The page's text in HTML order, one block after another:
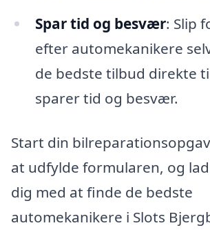
Spar tid og besvær: Slip
efter automekanikere
de bedste tilbud direkte
sparer tid og besvær.
Start din
at udfylde formularen, og
dig med at finde de bedste
automekanikere i Slots